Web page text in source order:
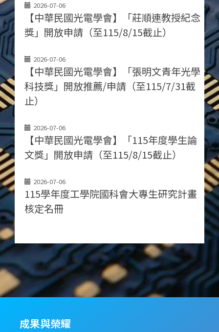
2026-07-06
【中華民國光電學會】「莊順連教授紀念
獎」開放申請（至115/8/15截止）
2026-07-06
【中華民國光電學會】「張明文青年光學
科技獎」開放推薦/申請（至115/7/31截
止）
2026-07-06
【中華民國光電學會】「115年度學生論
文獎」開放申請（至115/8/15截止）
2026-07-06
115學年度工學院國科會大專生研究計畫
核定名冊
成果與榮耀